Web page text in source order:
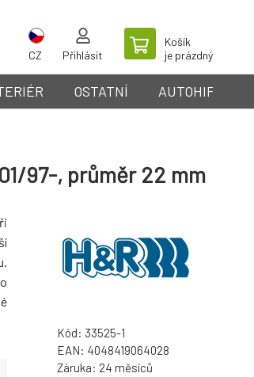
CZ Přihlásit
Košík
je prázdný
OSTATNÍ AUTOHIFI
97-, průměr 22 mm
Kód: 33525-1
EAN: 4048419064028
Záruka: 24